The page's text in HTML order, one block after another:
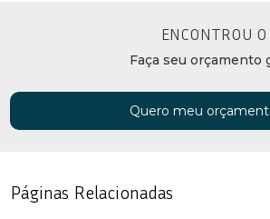
ENCONTROU O
Faça seu orçamento
Quero meu
Páginas Relacionadas